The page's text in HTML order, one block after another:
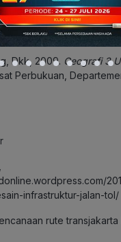
Dkk, 2009. Geografi 3
Perbukuan,
infrastruktur-jalan-tol/
rute